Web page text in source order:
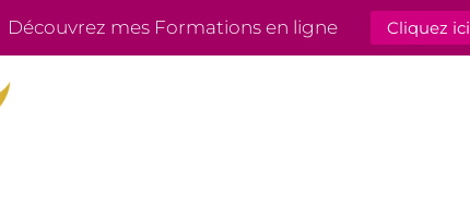
Découvrez mes Formations en ligne Cliquez ici